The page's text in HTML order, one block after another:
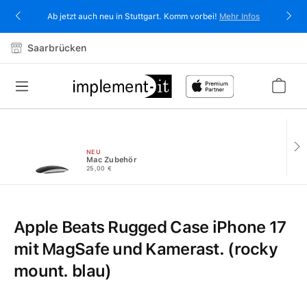
springenAb jetzt auch neu in Stuttgart. Komm vorbei! Mehr Infos
Saarbrücken
NEU
Mac Zubehör
25,00 €
Apple Beats Rugged Case iPhone 17
mit MagSafe und Kamerast. (rocky
mount. blau)